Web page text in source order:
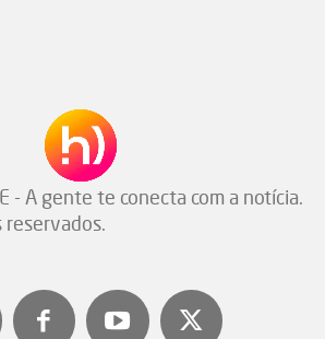
- A gente te conecta com a notícia.
reservados.